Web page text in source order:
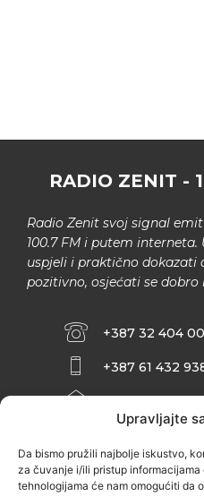
Upravljajte
Da bismo pružili najbolje iskustvo,
za čuvanje i/ili pristup informacijama
tehnologijama će nam omogućiti da
RADIO ZENIT -
Radio Zenit svoj signal
100.7 FM i putem
uspjeli i praktično
pozitivno, osjećati se dobro
+387 32 404
+387 61 432
ZENIČANKA,